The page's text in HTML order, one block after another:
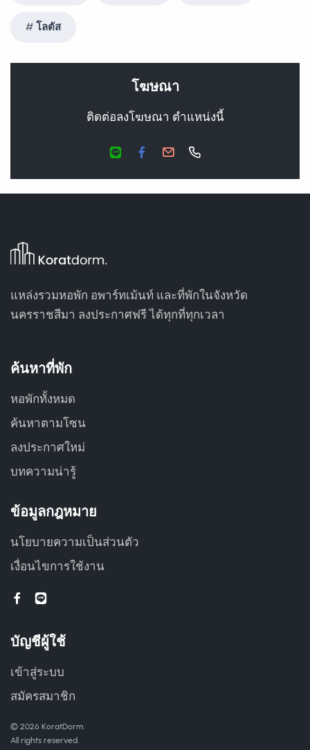
โลตัส
โฆษณา
ติดต่อลงโฆษณา ตำแหน่งนี้
แหล่งรวมหอพัก อพาร์ทเม้นท์ และที่พักในจังหวัด
นครราชสีมา ลงประกาศฟรี ได้ทุกที่ทุกเวลา
ค้นหาที่พัก
หอพักทั้งหมด
ค้นหาตามโซน
ลงประกาศใหม่
บทความน่ารู้
ข้อมูลกฎหมาย
นโยบายความเป็นส่วนตัว
เงื่อนไขการใช้งาน
บัญชีผู้ใช้
เข้าสู่ระบบ
สมัครสมาชิก
© 2026 KoratDorm.
All rights reserved.